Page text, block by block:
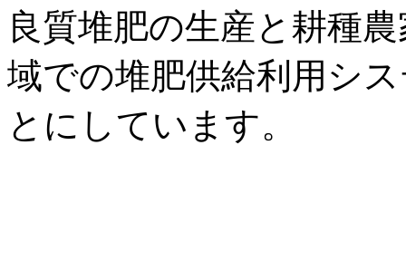
良質堆肥の生産と耕種
域での堆肥供給利用シ
とにしています。